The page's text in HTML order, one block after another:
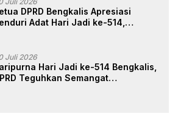
DPRD Bengkalis Apresiasi
Adat Hari Jadi ke-514,
Juli 2026
Hari Jadi ke-514 Bengkalis,
Teguhkan Semangat